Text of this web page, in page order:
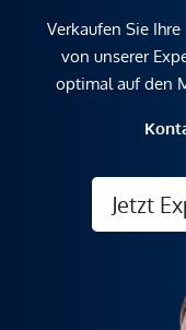
Verkaufen Sie
von unserer
optimal auf den
Jetzt